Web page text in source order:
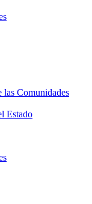
las Comunidades
Estado